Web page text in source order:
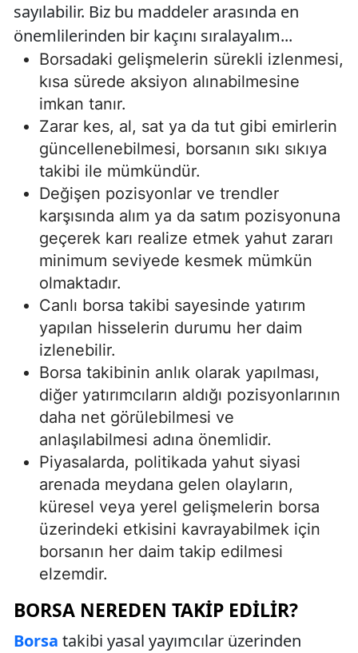
sayılabilir. Biz bu maddeler arasında en
önemlilerinden bir kaçını sıralayalım...
Borsadaki gelişmelerin sürekli izlenmesi,
kısa sürede aksiyon alınabilmesine
imkan tanır.
Zarar kes, al, sat ya da tut gibi emirlerin
güncellenebilmesi, borsanın sıkı sıkıya
takibi ile mümkündür.
Değişen pozisyonlar ve trendler
karşısında alım ya da satım pozisyonuna
geçerek karı realize etmek yahut zararı
minimum seviyede kesmek mümkün
olmaktadır.
Canlı borsa takibi sayesinde yatırım
yapılan hisselerin durumu her daim
izlenebilir.
Borsa takibinin anlık olarak yapılması,
diğer yatırımcıların aldığı pozisyonlarının
daha net görülebilmesi ve
anlaşılabilmesi adına önemlidir.
Piyasalarda, politikada yahut siyasi
arenada meydana gelen olayların,
küresel veya yerel gelişmelerin borsa
üzerindeki etkisini kavrayabilmek için
borsanın her daim takip edilmesi
elzemdir.
BORSA NEREDEN TAKIP EDILIR?
Borsa takibi yasal yayımcılar üzerinden